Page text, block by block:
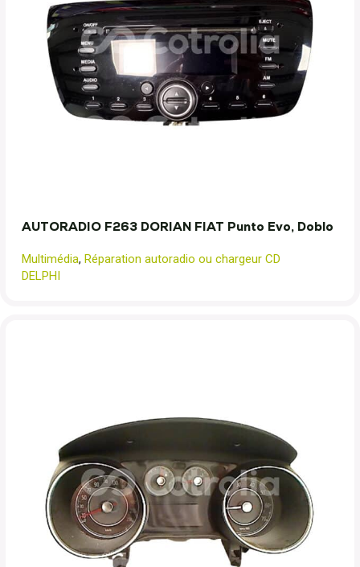
AUTORADIO F263 DORIAN FIAT Punto Evo, Doblo
Multimédia, Réparation autoradio ou chargeur CD
DELPHI